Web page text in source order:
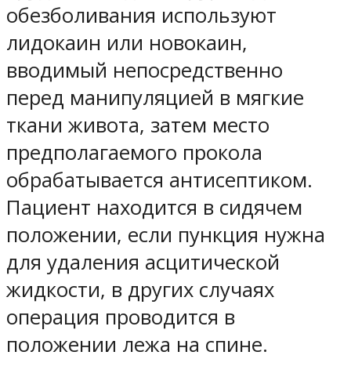
обезболивания используют
лидокаин или новокаин,
вводимый непосредственно
перед манипуляцией в мягкие
ткани живота, затем место
предполагаемого прокола
обрабатывается антисептиком.
Пациент находится в сидячем
положении, если пункция нужна
для удаления асцитической
жидкости, в других случаях
операция проводится в
положении лежа на спине.